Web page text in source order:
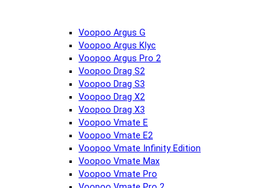
Voopoo Argus G
Voopoo Argus Klyc
Voopoo Argus Pro 2
Voopoo Drag S2
Voopoo Drag S3
Voopoo Drag X2
Voopoo Drag X3
Voopoo Vmate E
Voopoo Vmate E2
Voopoo Vmate Infinity Edition
Voopoo Vmate Max
Voopoo Vmate Pro